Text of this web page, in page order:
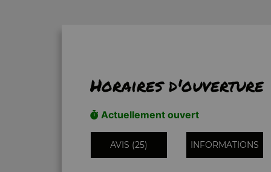
Horaires d'ouverture
Actuellement ouvert
AVIS (25) INFORMATIONS